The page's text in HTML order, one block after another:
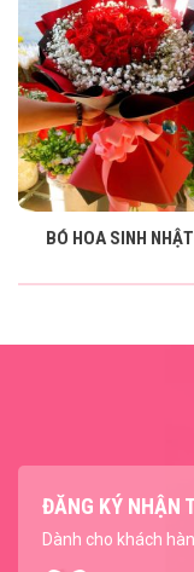
BÓ HOA SINH
ĐĂNG KÝ NHẬN
Dành cho khách